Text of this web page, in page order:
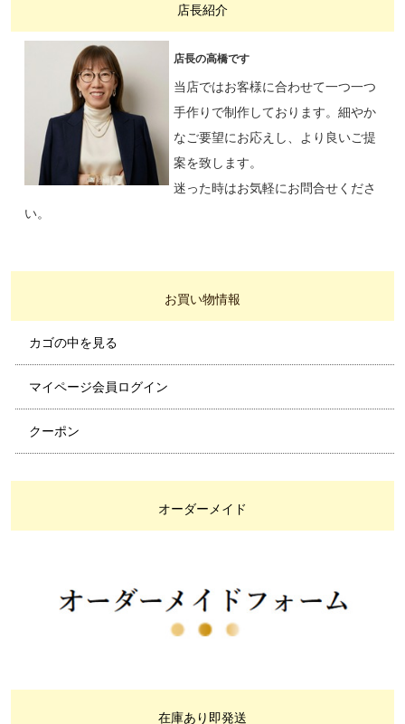
店長紹介
店長の高橋です
当店ではお客様に合わせて一つ一つ
手作りで制作しております。細やか
なご要望にお応えし、より良いご提
案を致します。
迷った時はお気軽にお問合せくださ
い。
お買い物情報
カゴの中を見る
マイページ会員ログイン
クーポン
オーダーメイド
在庫あり即発送